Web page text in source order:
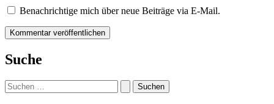
Benachrichtige mich über neue Beiträge via E-Mail.
Suche
Suchen
nach: